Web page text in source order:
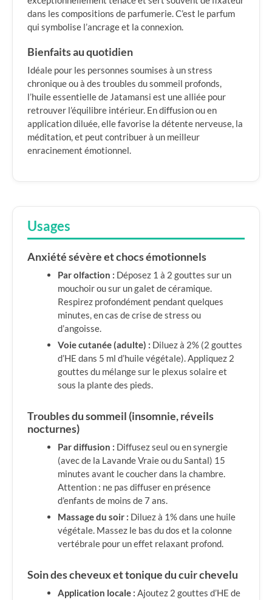
dans les compositions de parfumerie. C’est le parfum
qui symbolise l’ancrage et la connexion.
Bienfaits au quotidien
Idéale pour les personnes soumises à un stress
chronique ou à des troubles du sommeil profonds,
l’huile essentielle de Jatamansi est une alliée pour
retrouver l’équilibre intérieur. En diffusion ou en
application diluée, elle favorise la détente nerveuse, la
méditation, et peut contribuer à un meilleur
enracinement émotionnel.
Usages
Anxiété sévère et chocs émotionnels
Par olfaction : Déposez 1 à 2 gouttes sur un
mouchoir ou sur un galet de céramique.
Respirez profondément pendant quelques
minutes, en cas de crise de stress ou
d’angoisse.
Voie cutanée (adulte) : Diluez à 2% (2 gouttes
d’HE dans 5 ml d’huile végétale). Appliquez 2
gouttes du mélange sur le plexus solaire et
sous la plante des pieds.
Troubles du sommeil (insomnie, réveils
nocturnes)
Par diffusion : Diffusez seul ou en synergie
(avec de la Lavande Vraie ou du Santal) 15
minutes avant le coucher dans la chambre.
Attention : ne pas diffuser en présence
d’enfants de moins de 7 ans.
Massage du soir : Diluez à 1% dans une huile
végétale. Massez le bas du dos et la colonne
vertébrale pour un effet relaxant profond.
Soin des cheveux et tonique du cuir chevelu
Application locale : Ajoutez 2 gouttes d’HE de